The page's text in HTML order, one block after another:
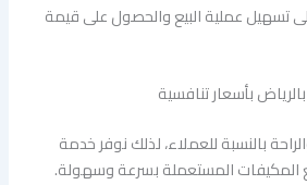
تسهيل عملية البيع والحصول على قيمة
بأسعار تنافسية
بالنسبة للعملاء، لذلك نوفر خدمة
المكيفات المستعملة بسرعة وسهولة.